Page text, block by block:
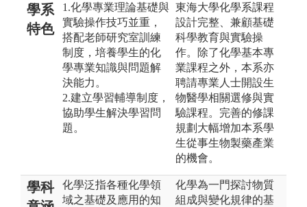
學系
特色
1.化學專業理論基礎與
實驗操作技巧並重，
搭配老師研究室訓練
制度，培養學生的化
學專業知識與問題解
決能力。
2.建立學習輔導制度，
協助學生解決學習問
題。
東海大學化學系課程
設計完整、兼顧基礎
科學教育與實驗操
作。除了化學基本專
業課程之外，本系亦
聘請專業人士開設生
物醫學相關選修與實
驗課程。完善的修課
規劃大幅增加本系學
生從事生物製藥產業
的機會。
學科
化學泛指各種化學領
域之基礎及應用的知
化學為一門探討物質
組成與變化規律的基